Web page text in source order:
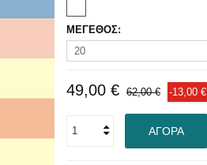
ΜΕΓΕΘΟΣ:
20
49,00 € 62,00 € -13,00 €
ΑΓΟΡΆ